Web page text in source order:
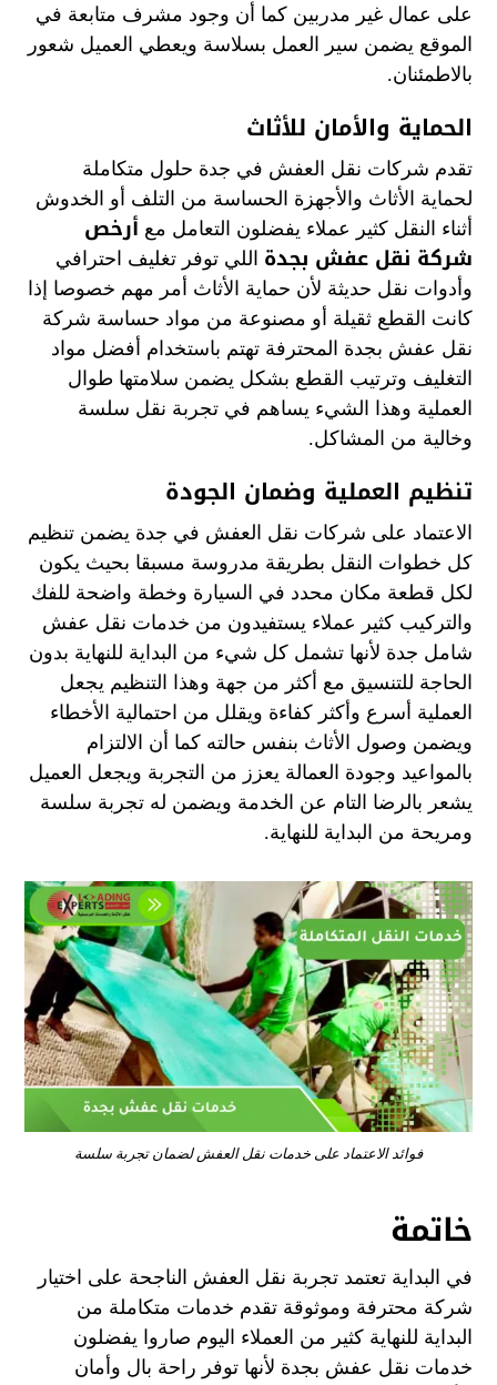
على عمال غير مدربين كما أن وجود مشرف متابعة في
الموقع يضمن سير العمل بسلاسة ويعطي العميل شعور
بالاطمئنان.
الحماية والأمان للأثاث
تقدم شركات نقل العفش في جدة حلول متكاملة
لحماية الأثاث والأجهزة الحساسة من التلف أو الخدوش
أثناء النقل كثير عملاء يفضلون التعامل مع أرخص
شركة نقل عفش بجدة اللي توفر تغليف احترافي
وأدوات نقل حديثة لأن حماية الأثاث أمر مهم خصوصا إذا
كانت القطع ثقيلة أو مصنوعة من مواد حساسة شركة
نقل عفش بجدة المحترفة تهتم باستخدام أفضل مواد
التغليف وترتيب القطع بشكل يضمن سلامتها طوال
العملية وهذا الشيء يساهم في تجربة نقل سلسة
وخالية من المشاكل.
تنظيم العملية وضمان الجودة
الاعتماد على شركات نقل العفش في جدة يضمن تنظيم
كل خطوات النقل بطريقة مدروسة مسبقا بحيث يكون
لكل قطعة مكان محدد في السيارة وخطة واضحة للفك
والتركيب كثير عملاء يستفيدون من خدمات نقل عفش
شامل جدة لأنها تشمل كل شيء من البداية للنهاية بدون
الحاجة للتنسيق مع أكثر من جهة وهذا التنظيم يجعل
العملية أسرع وأكثر كفاءة ويقلل من احتمالية الأخطاء
ويضمن وصول الأثاث بنفس حالته كما أن الالتزام
بالمواعيد وجودة العمالة يعزز من التجربة ويجعل العميل
يشعر بالرضا التام عن الخدمة ويضمن له تجربة سلسة
ومريحة من البداية للنهاية.
فوائد الاعتماد على خدمات نقل العفش لضمان تجربة سلسة
خاتمة
في البداية تعتمد تجربة نقل العفش الناجحة على اختيار
شركة محترفة وموثوقة تقدم خدمات متكاملة من
البداية للنهاية كثير من العملاء اليوم صاروا يفضلون
خدمات نقل عفش بجدة لأنها توفر راحة بال وأمان